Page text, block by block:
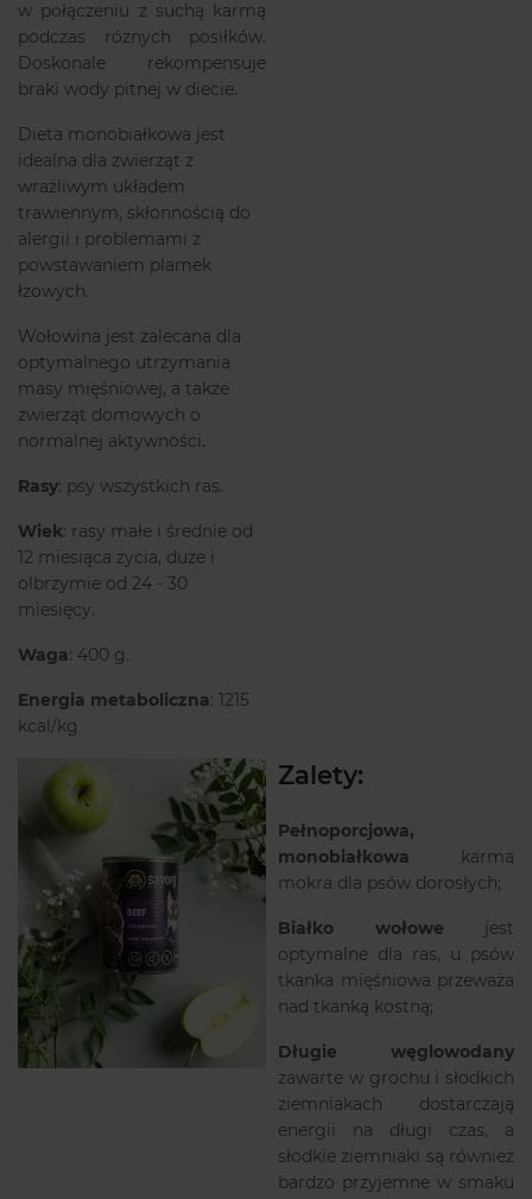
w połączeniu z suchą karmą
podczas różnych posiłków.
Doskonale rekompensuje
braki wody pitnej w diecie.
Dieta monobiałkowa jest
idealna dla zwierząt z
wrażliwym układem
trawiennym, skłonnością do
alergii i problemami z
powstawaniem plamek
łzowych.
Wołowina jest zalecana dla
optymalnego utrzymania
masy mięśniowej, a także
zwierząt domowych o
normalnej aktywności.
Rasy: psy wszystkich ras.
Wiek: rasy małe i średnie od
12 miesiąca życia, duże i
olbrzymie od 24 - 30
miesięcy.
Waga: 400 g.
Energia metaboliczna: 1215
kcal/kg
Zalety:
Pełnoporcjowa,
monobiałkowa karma
mokra dla psów dorosłych;
Białko wołowe jest
optymalne dla ras, u psów
tkanka mięśniowa przeważa
nad tkanką kostną;
Długie węglowodany
zawarte w grochu i słodkich
ziemniakach dostarczają
energii na długi czas, a
słodkie ziemniaki są również
bardzo przyjemne w smaku